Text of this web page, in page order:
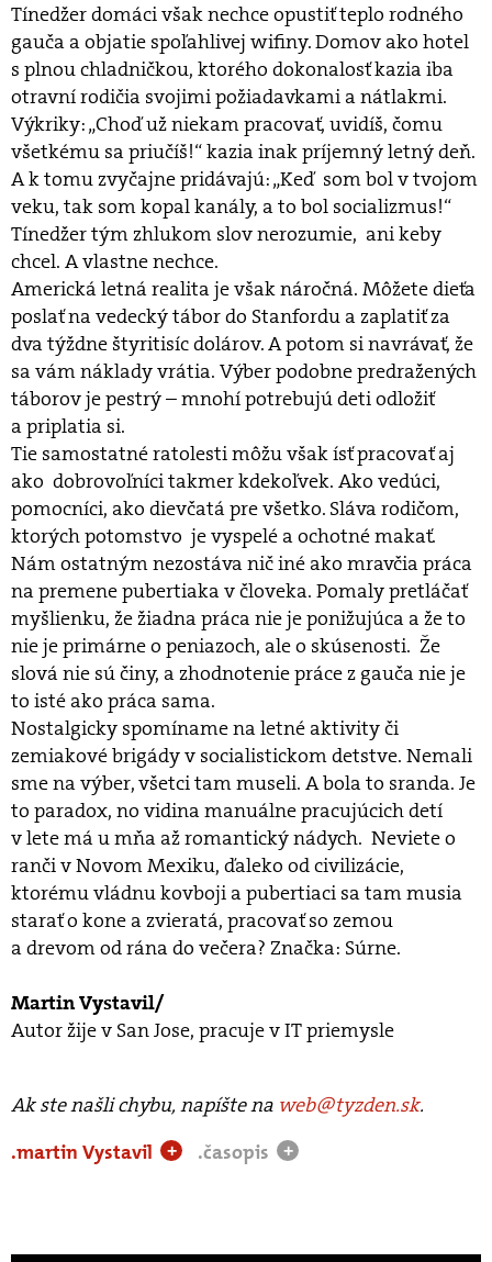
Tínedžer domáci však nechce opustiť teplo rodného
gauča a objatie spoľahlivej wifiny. Domov ako hotel
s plnou chladničkou, ktorého dokonalosť kazia iba
otravní rodičia svojimi požiadavkami a nátlakmi.
Výkriky: „Choď už niekam pracovať, uvidíš, čomu
všetkému sa priučíš!“ kazia inak príjemný letný deň.
A k tomu zvyčajne pridávajú: „Keď som bol v tvojom
veku, tak som kopal kanály, a to bol socializmus!“
Tínedžer tým zhlukom slov nerozumie, ani keby
chcel. A vlastne nechce.
Americká letná realita je však náročná. Môžete dieťa
poslať na vedecký tábor do Stanfordu a zaplatiť za
dva týždne štyritisíc dolárov. A potom si navrávať, že
sa vám náklady vrátia. Výber podobne predražených
táborov je pestrý – mnohí potrebujú deti odložiť
a priplatia si.
Tie samostatné ratolesti môžu však ísť pracovať aj
ako dobrovoľníci takmer kdekoľvek. Ako vedúci,
pomocníci, ako dievčatá pre všetko. Sláva rodičom,
ktorých potomstvo je vyspelé a ochotné makať.
Nám ostatným nezostáva nič iné ako mravčia práca
na premene pubertiaka v človeka. Pomaly pretláčať
myšlienku, že žiadna práca nie je ponižujúca a že to
nie je primárne o peniazoch, ale o skúsenosti. Že
slová nie sú činy, a zhodnotenie práce z gauča nie je
to isté ako práca sama.
Nostalgicky spomíname na letné aktivity či
zemiakové brigády v socialistickom detstve. Nemali
sme na výber, všetci tam museli. A bola to sranda. Je
to paradox, no vidina manuálne pracujúcich detí
v lete má u mňa až romantický nádych. Neviete o
ranči v Novom Mexiku, ďaleko od civilizácie,
ktorému vládnu kovboji a pubertiaci sa tam musia
starať o kone a zvieratá, pracovať so zemou
a drevom od rána do večera? Značka: Súrne.
Martin Vystavil/
Autor žije v San Jose, pracuje v IT priemysle
Ak ste našli chybu, napíšte na web@tyzden.sk.
.martin Vystavil
+ .časopis +